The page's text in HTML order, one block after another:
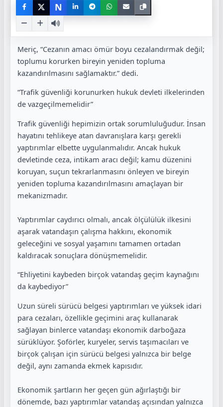
N
Meriç, “Cezanın amacı ömür boyu cezalandırmak değil;
toplumu korurken bireyin yeniden topluma
kazandırılmasını sağlamaktır.” dedi.
“Trafik güvenliği korunurken hukuk devleti ilkelerinden
de vazgeçilmemelidir”
Trafik güvenliği hepimizin ortak sorumluluğudur. İnsan
hayatını tehlikeye atan davranışlara karşı gerekli
yaptırımlar elbette uygulanmalıdır. Ancak hukuk
devletinde ceza, intikam aracı değil; kamu düzenini
koruyan, suçun tekrarlanmasını önleyen ve bireyin
yeniden topluma kazandırılmasını amaçlayan bir
mekanizmadır.
Yaptırımlar caydırıcı olmalı, ancak ölçülülük ilkesini
aşarak vatandaşın çalışma hakkını, ekonomik
geleceğini ve sosyal yaşamını tamamen ortadan
kaldıracak sonuçlara dönüşmemelidir.
“Ehliyetini kaybeden birçok vatandaş geçim kaynağını
da kaybediyor”
Uzun süreli sürücü belgesi yaptırımları ve yüksek idari
para cezaları, özellikle geçimini araç kullanarak
sağlayan binlerce vatandaşı ekonomik darboğaza
sürüklüyor. Şoförler, kuryeler, servis taşımacıları ve
birçok çalışan için sürücü belgesi yalnızca bir belge
değil, aynı zamanda ekmek kapısıdır.
Ekonomik şartların her geçen gün ağırlaştığı bir
dönemde, bazı yaptırımlar vatandaş açısından yalnızca